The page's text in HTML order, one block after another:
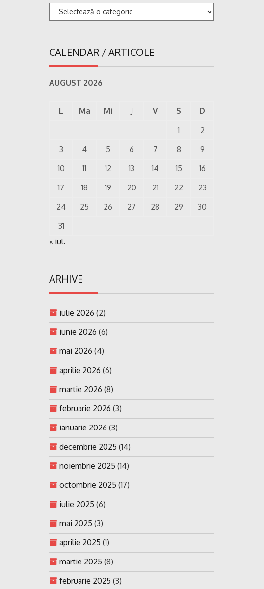
Categorii
CALENDAR / ARTICOLE
AUGUST 2026
L Ma Mi J V S
D
1
2
3
4 5 6 7 8
9
10
11 12 13 14 15
16
17
18 19 20 21 22
23
24
25 26 27 28 29
30
31
« iul.
ARHIVE
iulie 2026 (2)
iunie 2026 (6)
mai 2026 (4)
aprilie 2026 (6)
martie 2026 (8)
februarie 2026 (3)
ianuarie 2026 (3)
decembrie 2025 (14)
noiembrie 2025 (14)
octombrie 2025 (17)
iulie 2025 (6)
mai 2025 (3)
aprilie 2025 (1)
martie 2025 (8)
februarie 2025 (3)